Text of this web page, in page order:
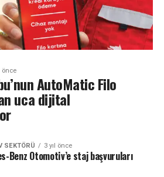
önce
AutoMatic Filo
uca dijital
SEKTÖRÜ 3 yıl önce
Benz Otomotiv’e staj başvuruları